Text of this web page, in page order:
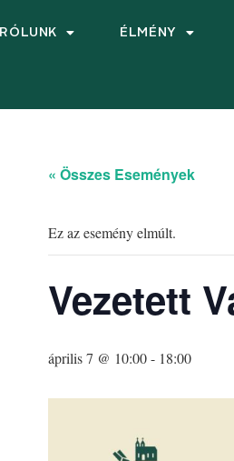
RÓLUNK ÉLMÉNY
« Összes Események
Ez az esemény elmúlt.
Vezetett
április 7 @ 10:00- 18:00